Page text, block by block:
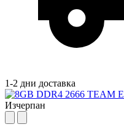
1-2 дни доставка
Изчерпан